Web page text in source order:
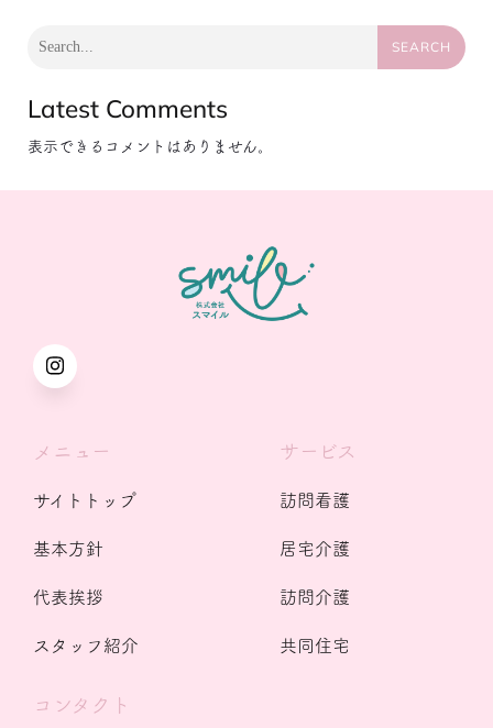
SEARCH
Latest Comments
表示できるコメントはありません。
メニュー
サイトトップ
基本方針
代表挨拶
スタッフ紹介
サービス
訪問看護
居宅介護
訪問介護
共同住宅
コンタクト